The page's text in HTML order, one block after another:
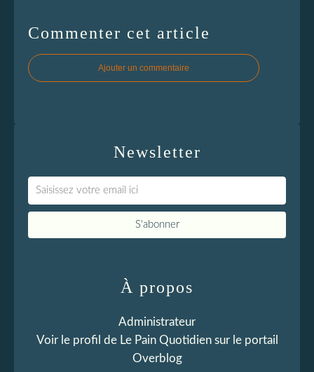
Commenter cet article
Ajouter un commentaire
Newsletter
À propos
Administrateur
Voir le profil de Le Pain Quotidiensur le portail
Overblog